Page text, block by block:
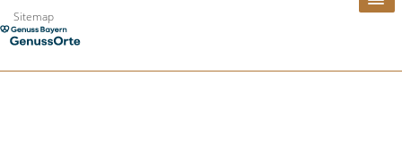
Zum
Inhalt
Sitemap